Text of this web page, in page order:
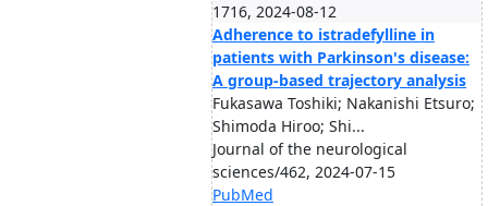
1716, 2024-08-12
Adherence to istradefylline in
patients with Parkinson's disease:
A group-based trajectory analysis
Fukasawa Toshiki; Nakanishi Etsuro;
Shimoda Hiroo; Shi...
Journal of the neurological
sciences/462, 2024-07-15
PubMed